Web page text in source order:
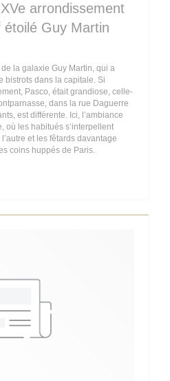
arrondissement
Guy Martin
la galaxie Guy Martin, qui a
bistrots dans la capitale. Si
Pasco, était grandiose, celle-
dans la rue Daguerre
est différente. Ici, l’ambiance
où les habitués s’interpellent
et les fêtards davantage
coins huppés de Paris.